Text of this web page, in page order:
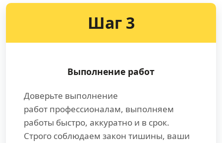
Шаг 3
Выполнение работ
Доверьте выполнение
работ профессионалам, выполняем
работы быстро, аккуратно и в срок.
Строго соблюдаем закон тишины, ваши